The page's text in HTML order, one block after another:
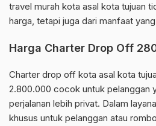
travel murah kota asal kota tujuan
harga, tetapi juga dari manfaat
Harga Charter Drop Off
Charter drop off kota asal kota
2.800.000 cocok untuk pelanggan
perjalanan lebih privat. Dalam
khusus untuk pelanggan atau